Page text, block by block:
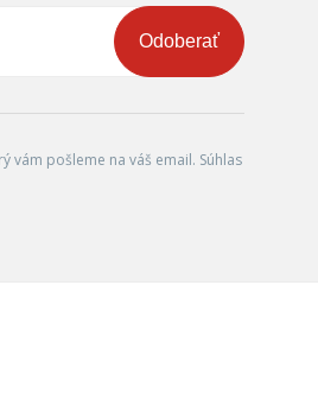
Odoberať
vám pošleme na váš email. Súhlas